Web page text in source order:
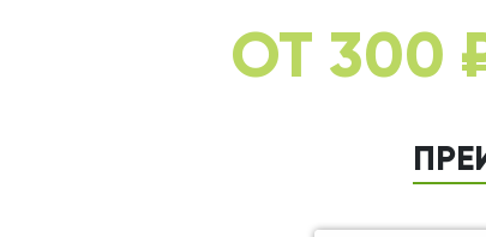
Розы Гран-ПриОТ 300